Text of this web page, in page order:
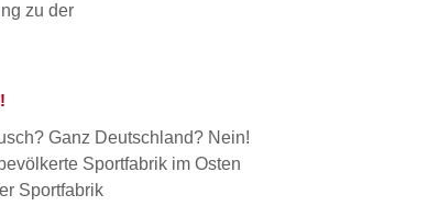
zu der
Ganz Deutschland? Nein!
Sportfabrik im Osten
Sportfabrik